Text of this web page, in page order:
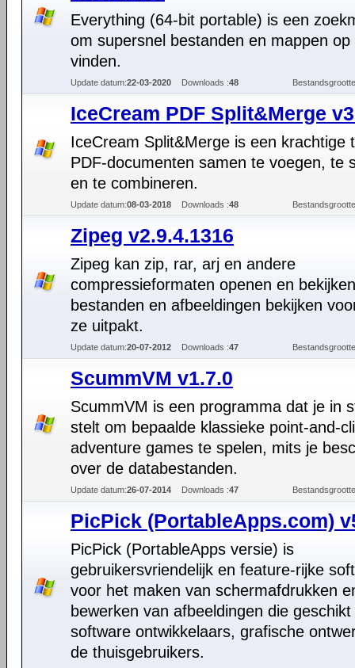
Everything (64-bit portable) is een
om supersnel bestanden en mappen
vinden.
Update datum:22-03-2020 Downloads :48
IceCream PDF Split&Merge
IceCream Split&Merge is een krachtige
PDF-documenten samen te voegen, te
en te combineren.
Update datum:08-03-2018 Downloads :48
Zipeg v2.9.4.1316
Zipeg kan zip, rar, arj en andere
compressieformaten openen en
bestanden en afbeeldingen bekijken
ze uitpakt.
Update datum:20-07-2012 Downloads :47
ScummVM v1.7.0
ScummVM is een programma dat je in
stelt om bepaalde klassieke point-and-
adventure games te spelen, mits je
over de databestanden.
Update datum:26-07-2014 Downloads :47
PicPick (PortableApps.com)
PicPick (PortableApps versie) is
gebruikersvriendelijk en feature-rijke
voor het maken van schermafdrukken
bewerken van afbeeldingen die geschikt
software ontwikkelaars, grafische
de thuisgebruikers.